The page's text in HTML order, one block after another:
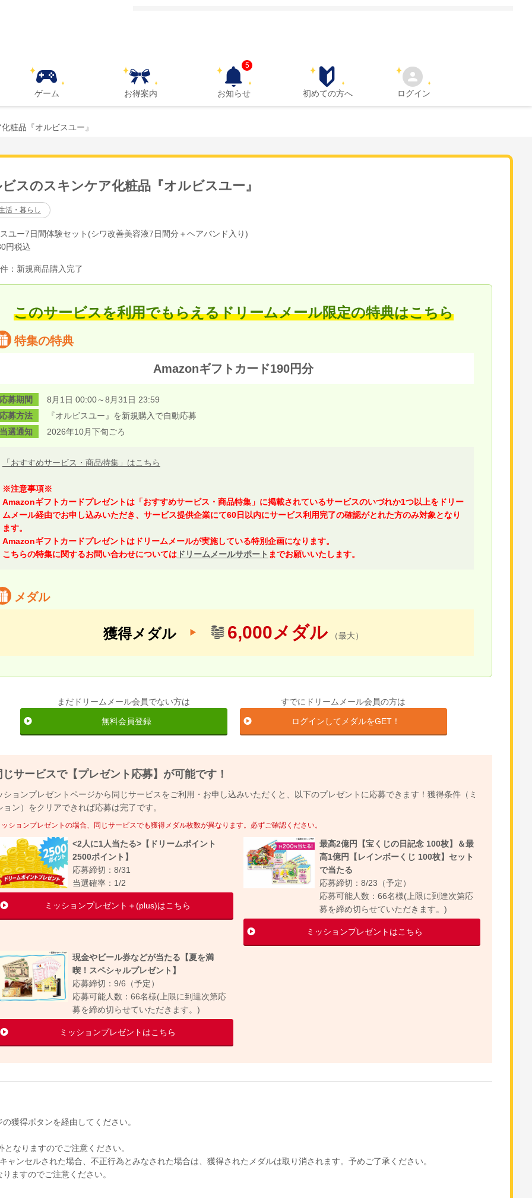
ゲーム お得案内 お知らせ
5
初めての方へ ログイン
粧品『オルビスユー』
スのスキンケア化粧品『オルビスユー』
活・暮らし
ユー7日間体験セット(シワ改善美容液7日間分＋ヘアバンド入り)
円税込
：新規商品購入完了
このサービスを利用でもらえるドリームメール限定の特典はこちら
特集の特典
Amazonギフトカード190円分
募期間
8月1日 00:00～8月31日 23:59
募方法
『オルビスユー』を新規購入で自動応募
選通知
2026年10月下旬ごろ
「おすすめサービス・商品特集」はこちら
※注意事項※
Amazonギフトカードプレゼントは「おすすめサービス・商品特集」に掲載されているサービスのいづれか1つ以上をドリー
ムメール経由でお申し込みいただき、サービス提供企業にて60日以内にサービス利用完了の確認がとれた方のみ対象となり
ます。
Amazonギフトカードプレゼントはドリームメールが実施している特別企画になります。
こちらの特集に関するお問い合わせについてはドリームメールサポート までお願いいたします。
メダル
獲得メダル 6,000メダル（最大）
まだドリームメール会員でない方は
無料会員登録
すでにドリームメール会員の方は
ログインしてメダルをGET！
じサービスで【プレゼント応募】が可能です！
ションプレゼントページから同じサービスをご利用・お申し込みいただくと、以下のプレゼントに応募できます！獲得条件（ミ
ョン）をクリアできれば応募は完了です。
ションプレゼントの場合、同じサービスでも獲得メダル枚数が異なります。必ずご確認ください。
<2人に1人当たる>【ドリームポイント
2500ポイント】
応募締切：8/31
当選確率：1/2
ミッションプレゼント＋(plus)はこちら
最高2億円【宝くじの日記念 100枚】＆最
高1億円【レインボーくじ 100枚】セット
で当たる
応募締切：8/23（予定）
応募可能人数：66名様(上限に到達次第応
募を締め切らせていただきます。)
ミッションプレゼントはこちら
現金やビール券などが当たる【夏を満
喫！スペシャルプレゼント】
応募締切：9/6（予定）
応募可能人数：66名様(上限に到達次第応
募を締め切らせていただきます。)
ミッションプレゼントはこちら
獲得ボタンを経由してください。
なりますのでご注意ください。
ンセルされた場合、不正行為とみなされた場合は、獲得されたメダルは取り消されます。予めご了承ください。
ますのでご注意ください。